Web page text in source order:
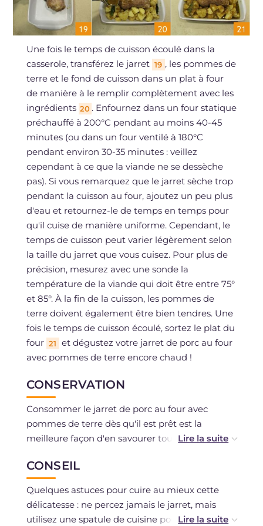
Une fois le temps de cuisson écoulé dans la
casserole, transférez le jarret 19 , les pommes de
terre et le fond de cuisson dans un plat à four
de manière à le remplir complètement avec les
ingrédients 20 . Enfournez dans un four statique
préchauffé à 200°C pendant au moins 40-45
minutes (ou dans un four ventilé à 180°C
pendant environ 30-35 minutes : veillez
cependant à ce que la viande ne se dessèche
pas). Si vous remarquez que le jarret sèche trop
pendant la cuisson au four, ajoutez un peu plus
d'eau et retournez-le de temps en temps pour
qu'il cuise de manière uniforme. Cependant, le
temps de cuisson peut varier légèrement selon
la taille du jarret que vous cuisez. Pour plus de
précision, mesurez avec une sonde la
température de la viande qui doit être entre 75°
et 85°. À la fin de la cuisson, les pommes de
terre doivent également être bien tendres. Une
fois le temps de cuisson écoulé, sortez le plat du
four 21
et dégustez votre jarret de porc au four
avec pommes de terre encore chaud !
CONSERVATION
Consommer le jarret de porc au four avec
pommes de terre dès qu'il est prêt est la
meilleure façon d'en savourer tout le goût. Si
conserver au réfrigérateur, en le plaçant dans
un récipient hermétiquement fermé pour au
maximum 2 jours.
CONSEIL
Quelques astuces pour cuire au mieux cette
délicatesse : ne percez jamais le jarret, mais
utilisez une spatule de cuisine pour le retourner.